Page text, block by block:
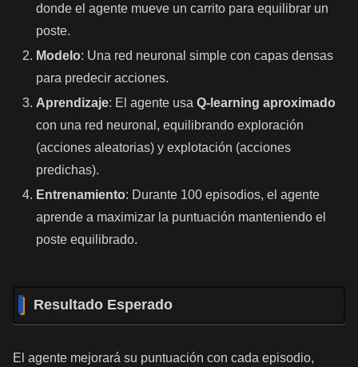
donde el agente mueve un carrito para equilibrar un
poste.
Modelo: Una red neuronal simple con capas densas
para predecir acciones.
Aprendizaje: El agente usaQ-learning aproximado
con una red neuronal, equilibrando exploración
(acciones aleatorias) y explotación (acciones
predichas).
Entrenamiento: Durante 100 episodios, el agente
aprende a maximizar la puntuación manteniendo el
poste equilibrado.
Resultado Esperado
El agente mejorará su puntuación con cada episodio,